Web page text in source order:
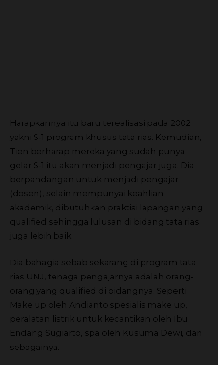
Harapkannya itu baru terealisasi pada 2002
yakni S-1 program khusus tata rias. Kemudian,
Tien berharap mereka yang sudah punya
gelar S-1 itu akan menjadi pengajar juga. Dia
berpandangan untuk menjadi pengajar
(dosen), selain mempunyai keahlian
akademik, dibutuhkan praktisi lapangan yang
qualified sehingga lulusan di bidang tata rias
juga lebih baik.
Dia bahagia sebab sekarang di program tata
rias UNJ, tenaga pengajarnya adalah orang-
orang yang qualified di bidangnya. Seperti
Make up oleh Andianto spesialis make up,
peralatan listrik untuk kecantikan oleh Ibu
Endang Sugiarto, spa oleh Kusuma Dewi, dan
sebagainya.